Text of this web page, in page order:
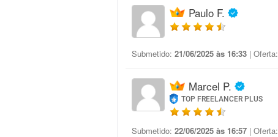
Paulo F.
Submetido: 21/06/2025 às 16:33 | Oferta:
Marcel P.
TOP FREELANCER PLUS
Submetido: 22/06/2025 às 16:57 | Oferta: